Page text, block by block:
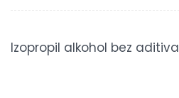
Izopropil alkohol bez aditiva